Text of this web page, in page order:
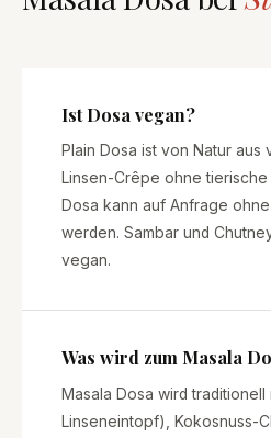
Ist Dosa vegan?
Plain Dosa ist von Natur aus
Linsen-Crêpe ohne tierische
Dosa kann auf Anfrage
werden. Sambar und
vegan.
Was wird zum Masala
Masala Dosa wird
Linseneintopf), Kokosnuss-